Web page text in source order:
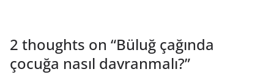
2 thoughts on “Büluğ çağında
çocuğa nasıl davranmalı?”